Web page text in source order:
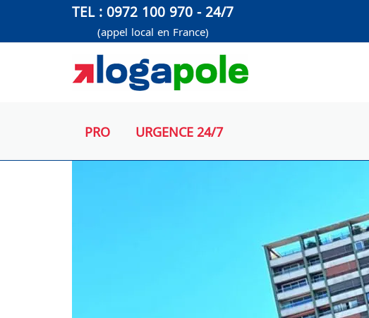
contenu
TEL : 0972 100 970 - 24/7
(appel local en France)
PRO URGENCE 24/7